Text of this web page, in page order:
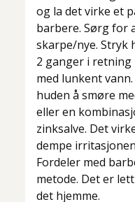
og la det virke et
barbere. Sørg for
skarpe/nye. Stryk
2 ganger i retning
med lunkent
huden å smøre
eller en
zinksalve. Det
dempe
Fordeler med
metode. Det er
det hjemme.